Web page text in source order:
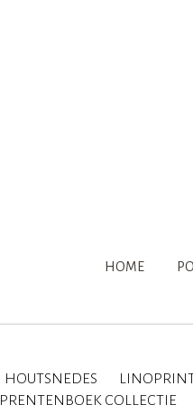
HOME
HOUTSNEDES
PRENTENBOEK COLLECTIE